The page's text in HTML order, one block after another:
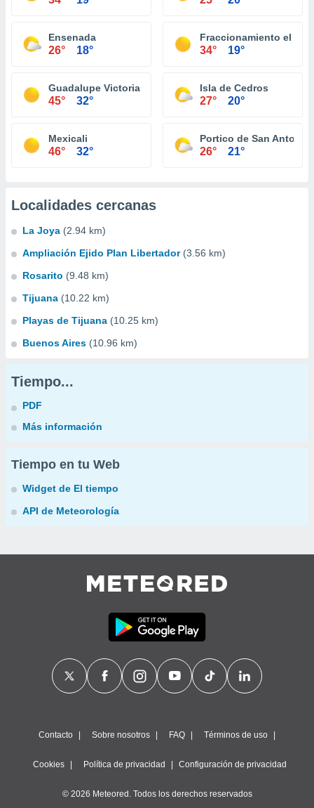
Ensenada
26° 18°
Fraccionamiento el
34° 19°
Guadalupe Victoria (Km. 43)
45° 32°
Isla de Cedros
27° 20°
Mexicali
46° 32°
Portico de San Antonio
26° 21°
Localidades cercanas
La Joya (2.94 km)
Ampliación Ejido Plan Libertador (3.56 km)
Rosarito (9.48 km)
Tijuana (10.22 km)
Playas de Tijuana (10.25 km)
Buenos Aires (10.96 km)
Tiempo...
PDF
Más información
Tiempo en tu Web
Widget de El tiempo
API de Meteorología
Contacto Sobre nosotros FAQ Términos de uso
Cookies Política de privacidad Configuración de privacidad
© 2026 Meteored. Todos los derechos reservados